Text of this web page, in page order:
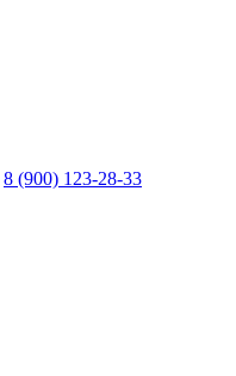
8 (900) 123-28-33